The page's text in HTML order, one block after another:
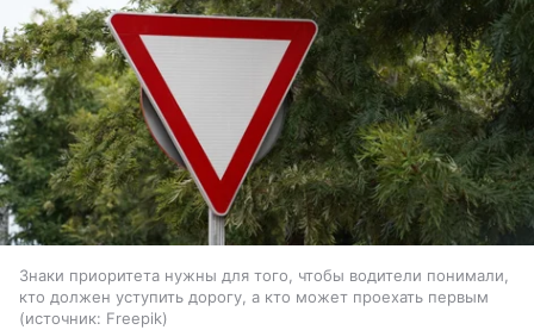
Знаки приоритета нужны для того, чтобы водители понимали,
кто должен уступить дорогу, а кто может проехать первым
источник: Freepik